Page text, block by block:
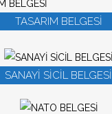
TASARIM BELGESİ
SANAYİ SİCİL BELGESİ